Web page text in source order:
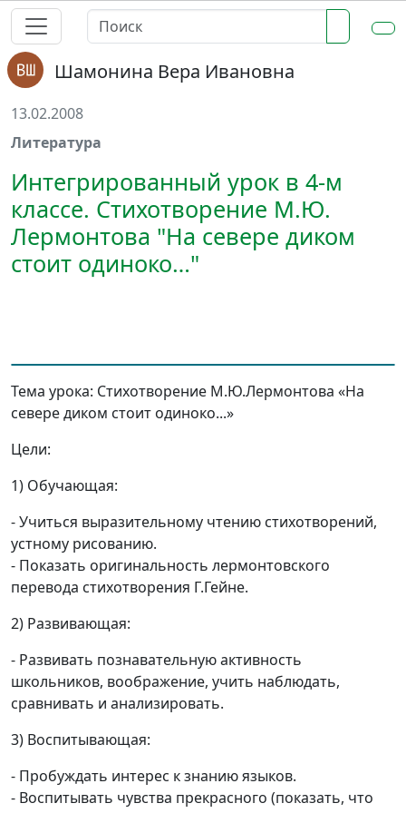
Шамонина Вера Ивановна
13.02.2008
Литература
Интегрированный урок в 4-м
классе. Стихотворение М.Ю.
Лермонтова "На севере диком
стоит одиноко…"
Тема урока: Стихотворение М.Ю.Лермонтова «На
севере диком стоит одиноко...»
Цели:
1) Обучающая:
- Учиться выразительному чтению стихотворений,
устному рисованию.
- Показать оригинальность лермонтовского
перевода стихотворения Г.Гейне.
2) Развивающая:
- Развивать познавательную активность
школьников, воображение, учить наблюдать,
сравнивать и анализировать.
3) Воспитывающая:
- Пробуждать интерес к знанию языков.
- Воспитывать чувства прекрасного (показать, что